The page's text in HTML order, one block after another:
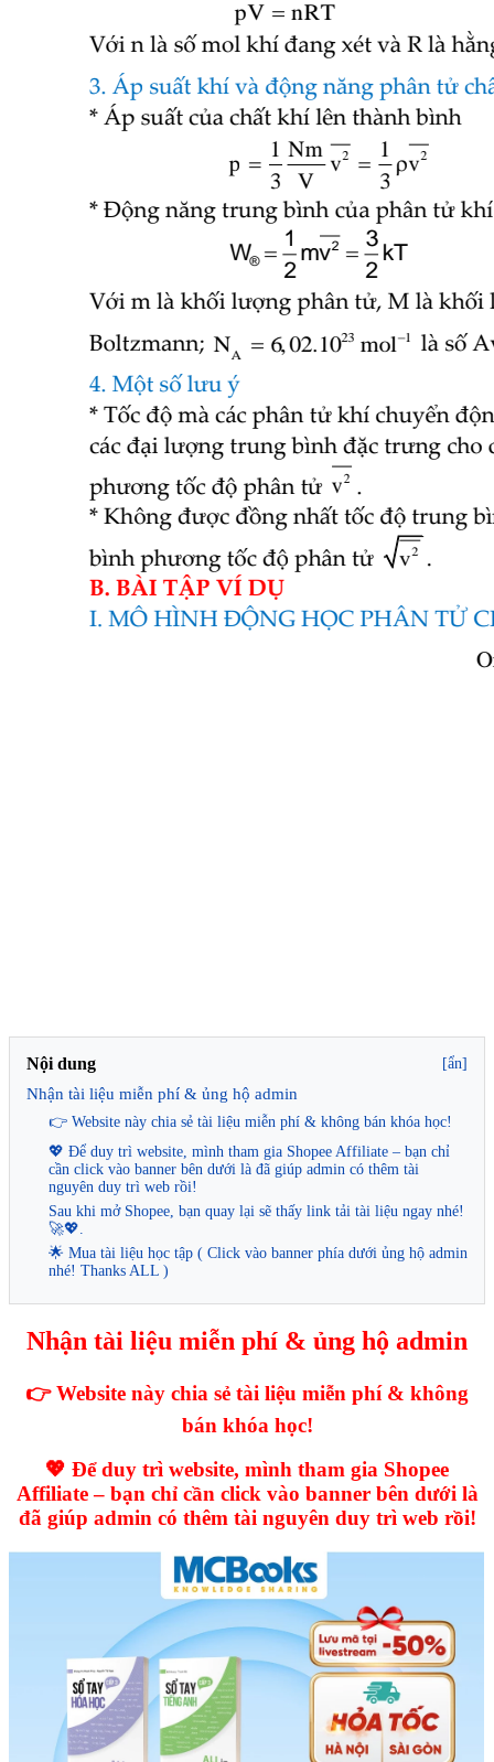
Nội dung [ẩn]
Nhận tài liệu miễn phí & ủng hộ admin
👉 Website này chia sẻ tài liệu miễn phí & không bán khóa học!
💖 Để duy trì website, mình tham gia Shopee Affiliate – bạn chỉ
cần click vào banner bên dưới là đã giúp admin có thêm tài
nguyên duy trì web rồi!
Sau khi mở Shopee, bạn quay lại sẽ thấy link tải tài liệu ngay nhé!
🚀💖.
🌟 Mua tài liệu học tập ( Click vào banner phía dưới ủng hộ admin
nhé! Thanks ALL )
Nhận tài liệu miễn phí & ủng hộ admin
👉 Website này chia sẻ tài liệu miễn phí & không
bán khóa học!
💖 Để duy trì website, mình tham gia Shopee
Affiliate – bạn chỉ cần click vào banner bên dưới là
đã giúp admin có thêm tài nguyên duy trì web rồi!